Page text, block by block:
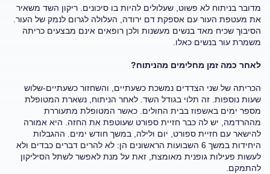
מדובר בניתוח לא פשוט, שעלולים להיות בו סיכונים. ריקון השד משאיר
את מעטפת העור עם אספקת דם ירודה, העלולה לגרום לנמק של העור.
הסיבוך שכיח מאד בנשים מעשנות ולכן רופאים אינם מבצעים כריתה
משמרת עור בנשים כאלו.
לאחר כמה זמן מחלימים מהניתוח?
הכריתה של שני הצדדים נמשכת כשעתיים, והשחזור כשעתיים-שלוש
שעות נוספות. זה תלוי בגודל השד. לאחר הניתוח, נשארת המטופלת
מספר ימים באשפוז בבית החולים. כאשר המטופלת מתעוררת
מההרדמה, יש לה כבר חזיית ספורט שעוטפת את החזה. היא אמורה
להישאר עם חזיית ספורט, יום ולילה, במשך חודש ימים. ההגבלות
היחידות במשך 6 השבועות הראשונים הן: לא להרים דברים כבדים ולא
לעשות פעילות גופנית מאומצת, זאת על מנת לאפשר לשתל הסיליקון
להתמקם.